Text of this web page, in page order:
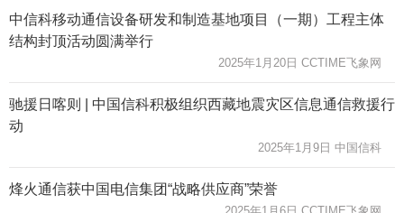
中信科移动通信设备研发和制造基地项目（一期）工程主体
结构封顶活动圆满举行
2025年1月20日 CCTIME飞象网
驰援日喀则 | 中国信科积极组织西藏地震灾区信息通信救援行
动
2025年1月9日 中国信科
烽火通信获中国电信集团“战略供应商”荣誉